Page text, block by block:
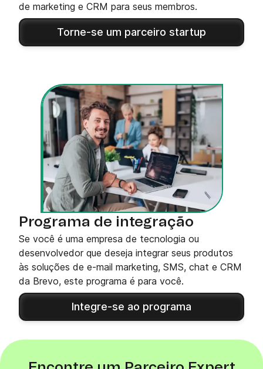
de marketing e CRM para seus membros.
Torne-se um parceiro startup
Programa de integração
Se você é uma empresa de tecnologia ou
desenvolvedor que deseja integrar seus produtos
às soluções de e-mail marketing, SMS, chat e CRM
da Brevo, este programa é para você.
Integre-se ao programa